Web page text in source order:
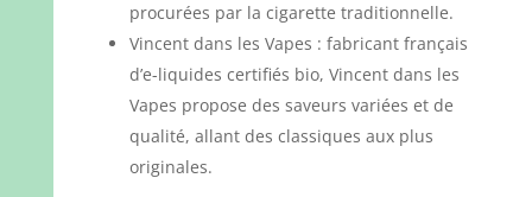
procurées par la cigarette traditionnelle.
Vincent dans les Vapes : fabricant français
d’e-liquides certifiés bio, Vincent dans les
Vapes propose des saveurs variées et de
qualité, allant des classiques aux plus
originales.